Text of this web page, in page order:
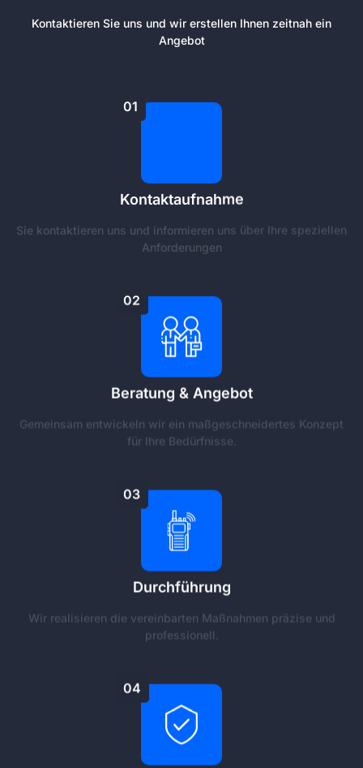
Kontaktieren Sie uns und wir erstellen Ihnen zeitnah ein
Angebot
01
Kontaktaufnahme
Sie kontaktieren uns und informieren uns über Ihre speziellen
Anforderungen
02
Beratung & Angebot
Gemeinsam entwickeln wir ein maßgeschneidertes Konzept
für Ihre Bedürfnisse.
03
Durchführung
Wir realisieren die vereinbarten Maßnahmen präzise und
professionell.
04